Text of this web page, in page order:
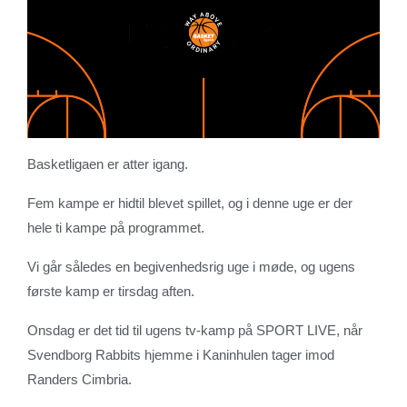
Basketligaen er atter igang.
Fem kampe er hidtil blevet spillet, og i denne uge er der
hele ti kampe på programmet.
Vi går således en begivenhedsrig uge i møde, og ugens
første kamp er tirsdag aften.
Onsdag er det tid til ugens tv-kamp på SPORT LIVE, når
Svendborg Rabbits hjemme i Kaninhulen tager imod
Randers Cimbria.